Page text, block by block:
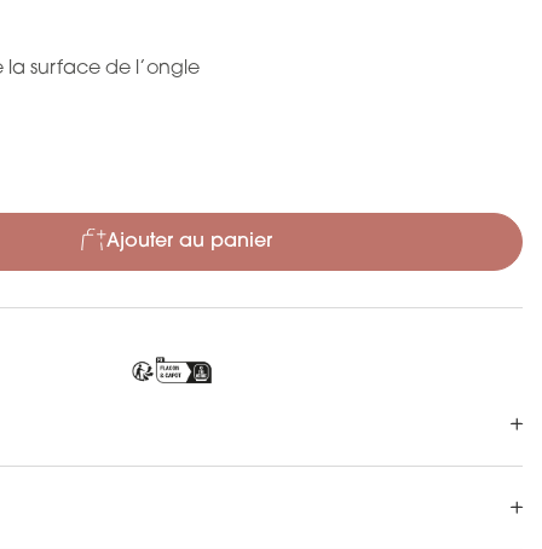
la surface de l’ongle
Ajouter au panier